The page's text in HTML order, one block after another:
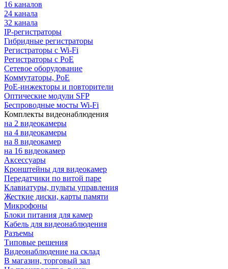
16 каналов
24 канала
32 канала
IP-регистраторы
Гибридные регистраторы
Регистраторы с Wi-Fi
Регистраторы с PoE
Сетевое оборудование
Коммутаторы, PoE
PoE-инжекторы и повторители
Оптические модули SFP
Беспроводные мосты Wi-Fi
Комплекты видеонаблюдения
на 2 видеокамеры
на 4 видеокамеры
на 8 видеокамер
на 16 видеокамер
Аксессуары
Кронштейны для видеокамер
Передатчики по витой паре
Клавиатуры, пульты управления
Жесткие диски, карты памяти
Микрофоны
Блоки питания для камер
Кабель для видеонаблюдения
Разъемы
Типовые решения
Видеонаблюдение на склад
В магазин, торговый зал